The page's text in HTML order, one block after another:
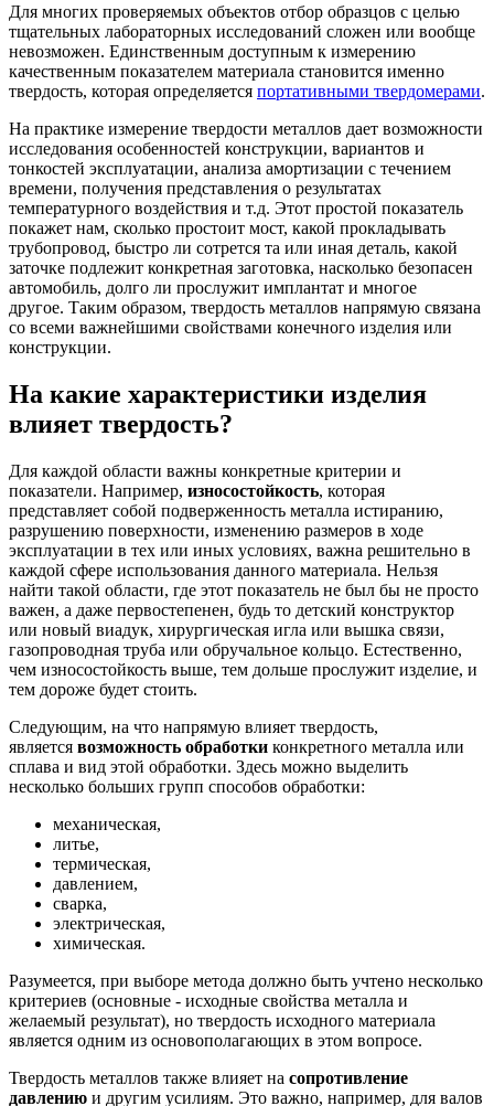
Для многих проверяемых объектов отбор образцов с целью
тщательных лабораторных исследований сложен или вообще
невозможен. Единственным доступным к измерению
качественным показателем материала становится именно
твердость, которая определяется портативными твердомерами.
На практике измерение твердости металлов дает возможности
исследования особенностей конструкции, вариантов и
тонкостей эксплуатации, анализа амортизации с течением
времени, получения представления о результатах
температурного воздействия и т.д. Этот простой показатель
покажет нам, сколько простоит мост, какой прокладывать
трубопровод, быстро ли сотрется та или иная деталь, какой
заточке подлежит конкретная заготовка, насколько безопасен
автомобиль, долго ли прослужит имплантат и многое
другое. Таким образом, твердость металлов напрямую связана
со всеми важнейшими свойствами конечного изделия или
конструкции.
На какие характеристики изделия
влияет твердость?
Для каждой области важны конкретные критерии и
показатели. Например, износостойкость, которая
представляет собой подверженность металла истиранию,
разрушению поверхности, изменению размеров в ходе
эксплуатации в тех или иных условиях, важна решительно в
каждой сфере использования данного материала. Нельзя
найти такой области, где этот показатель не был бы не просто
важен, а даже первостепенен, будь то детский конструктор
или новый виадук, хирургическая игла или вышка связи,
газопроводная труба или обручальное кольцо. Естественно,
чем износостойкость выше, тем дольше прослужит изделие, и
тем дороже будет стоить.
Следующим, на что напрямую влияет твердость,
является возможность обработки конкретного металла или
сплава и вид этой обработки. Здесь можно выделить
несколько больших групп способов обработки:
механическая,
литье,
термическая,
давлением,
сварка,
электрическая,
химическая.
Разумеется, при выборе метода должно быть учтено несколько
критериев (основные - исходные свойства металла и
желаемый результат), но твердость исходного материала
является одним из основополагающих в этом вопросе.
Твердость металлов также влияет на сопротивление
давлению и другим усилиям. Это важно, например, для валов